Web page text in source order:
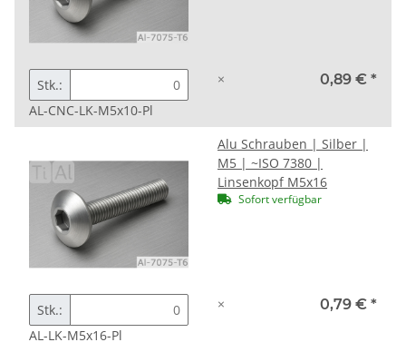
Stk.:
AL-CNC-LK-M5x10-Pl
× 0,89 € *
Alu Schrauben | Silber |
M5 | ~ISO 7380 |
Linsenkopf M5x16
Sofort verfügbar
Stk.:
AL-LK-M5x16-Pl
× 0,79 € *